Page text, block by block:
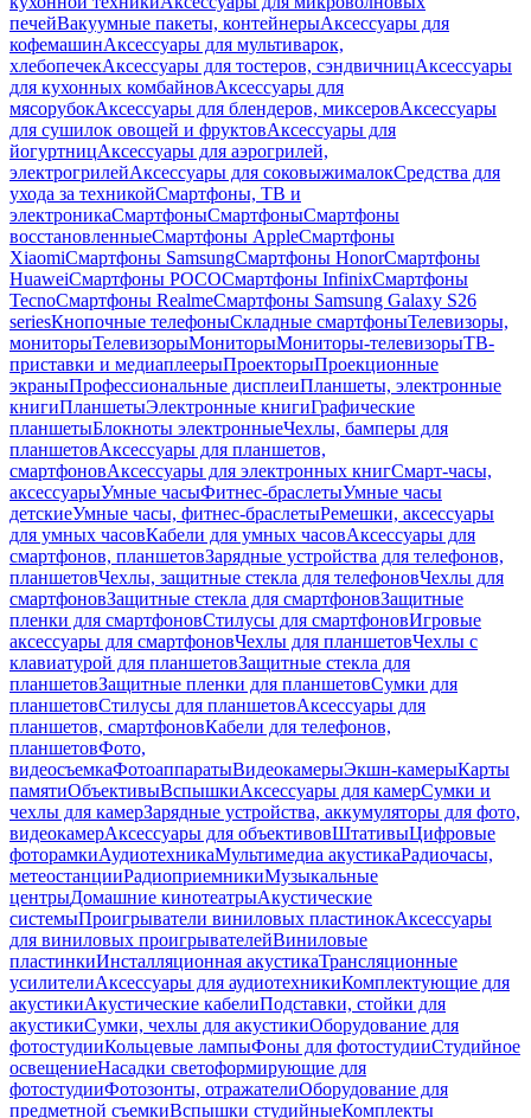
печейВакуумные пакеты, контейнерыАксессуары для
кофемашинАксессуары для мультиварок,
хлебопечекАксессуары для тостеров, сэндвичницАксессуары
для кухонных комбайновАксессуары для
мясорубокАксессуары для блендеров, миксеровАксессуары
для сушилок овощей и фруктовАксессуары для
йогуртницАксессуары для аэрогрилей,
электрогрилейАксессуары для соковыжималокСредства для
ухода за техникойСмартфоны, ТВ и
электроникаСмартфоныСмартфоныСмартфоны
восстановленныеСмартфоны AppleСмартфоны
XiaomiСмартфоны SamsungСмартфоны HonorСмартфоны
HuaweiСмартфоны POCOСмартфоны InfinixСмартфоны
TecnoСмартфоны RealmeСмартфоны Samsung Galaxy S26
seriesКнопочные телефоныСкладные смартфоныТелевизоры,
мониторыТелевизорыМониторыМониторы-телевизорыТВ-
приставки и медиаплеерыПроекторыПроекционные
экраныПрофессиональные дисплеиПланшеты, электронные
книгиПланшетыЭлектронные книгиГрафические
планшетыБлокноты электронныеЧехлы, бамперы для
планшетовАксессуары для планшетов,
смартфоновАксессуары для электронных книгСмарт-часы,
аксессуарыУмные часыФитнес-браслетыУмные часы
детскиеУмные часы, фитнес-браслетыРемешки, аксессуары
для умных часовКабели для умных часовАксессуары для
смартфонов, планшетовЗарядные устройства для телефонов,
планшетовЧехлы, защитные стекла для телефоновЧехлы для
смартфоновЗащитные стекла для смартфоновЗащитные
пленки для смартфоновСтилусы для смартфоновИгровые
аксессуары для смартфоновЧехлы для планшетовЧехлы с
клавиатурой для планшетовЗащитные стекла для
планшетовЗащитные пленки для планшетовСумки для
планшетовСтилусы для планшетовАксессуары для
планшетов, смартфоновКабели для телефонов,
планшетовФото,
видеосъемкаФотоаппаратыВидеокамерыЭкшн-камерыКарты
памятиОбъективыВспышкиАксессуары для камерСумки и
чехлы для камерЗарядные устройства, аккумуляторы для фото,
видеокамерАксессуары для объективовШтативыЦифровые
фоторамкиАудиотехникаМультимедиа акустикаРадиочасы,
метеостанцииРадиоприемникиМузыкальные
центрыДомашние кинотеатрыАкустические
системыПроигрыватели виниловых пластинокАксессуары
для виниловых проигрывателейВиниловые
пластинкиИнсталляционная акустикаТрансляционные
усилителиАксессуары для аудиотехникиКомплектующие для
акустикиАкустические кабелиПодставки, стойки для
акустикиСумки, чехлы для акустикиОборудование для
фотостудииКольцевые лампыФоны для фотостудииСтудийное
освещениеНасадки светоформирующие для
фотостудииФотозонты, отражателиОборудование для
предметной съемкиВспышки студийныеКомплекты